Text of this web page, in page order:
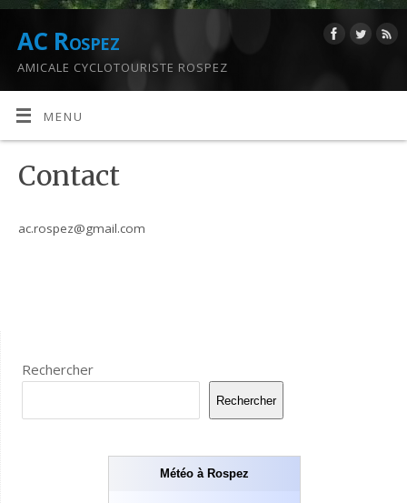
AC Rospez
AMICALE CYCLOTOURISTE ROSPEZ
MENU
Contact
ac.rospez@gmail.com
Rechercher
Rechercher
Météo à Rospez